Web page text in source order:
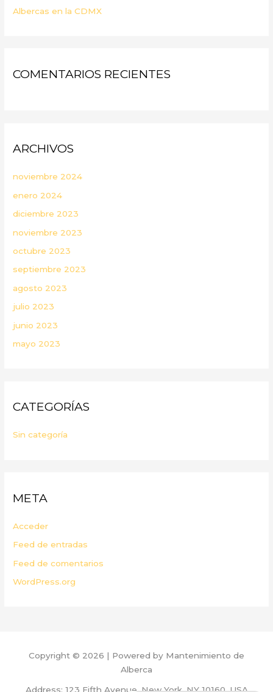
Albercas en la CDMX
COMENTARIOS RECIENTES
ARCHIVOS
noviembre 2024
enero 2024
diciembre 2023
noviembre 2023
octubre 2023
septiembre 2023
agosto 2023
julio 2023
junio 2023
mayo 2023
CATEGORÍAS
Sin categoría
META
Acceder
Feed de entradas
Feed de comentarios
WordPress.org
Copyright © 2026 | Powered by Mantenimiento de
Alberca
Address: 123 Fifth Avenue, New York, NY 10160, USA